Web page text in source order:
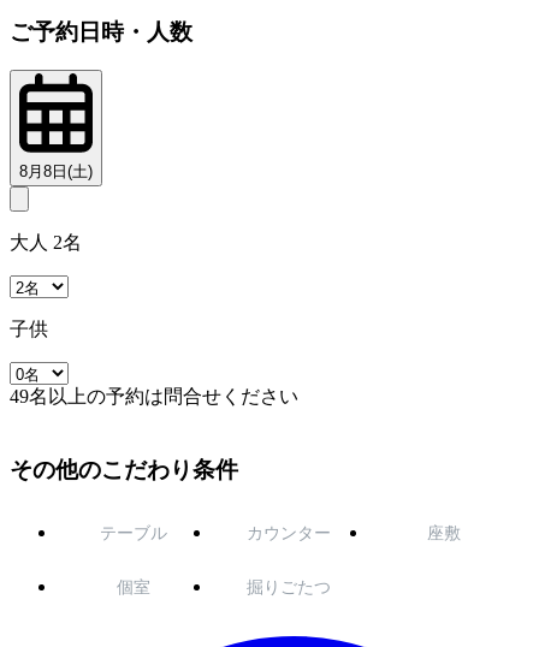
ご予約日時・人数
8月8日(土)
大人 2名
子供
49名以上の予約は問合せください
その他のこだわり条件
テーブル カウンター 座敷
個室 掘りごたつ